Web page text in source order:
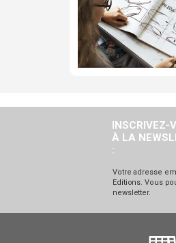
INSCRIVEZ-
À LA
:
Votre adresse
Editions. Vous
newsletter.